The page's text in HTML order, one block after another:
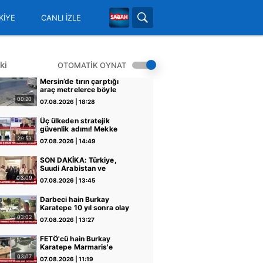
CANLI İZLE
OTOMATİK OYNAT
00:20
Mersin’de tırın çarptığı
araç metrelerce böyle
sürüklendi
07.08.2026 | 18:28
29:53
Üç ülkeden stratejik
güvenlik adımı! Mekke
Anlaşması dengeleri nasıl
değiştirecek? | Video
07.08.2026 | 14:49
03:09
SON DAKİKA: Türkiye,
Suudi Arabistan ve
Pakistan 'Mekke Savunma
Anlaşması'nı imzaladı!
görüşme | Video
07.08.2026 | 13:45
03:02
Darbeci hain Burkay
Karatepe 10 yıl sonra olay
yerinde! Teröriste keşif
yaptırıyor: Ekipler suikast
07.08.2026 | 13:27
03:07
FETÖ'cü hain Burkay
Karatepe Marmaris'e
götürüldü: Keşif
07.08.2026 | 11:19